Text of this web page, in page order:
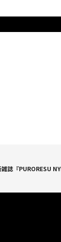
誌『PURORESU